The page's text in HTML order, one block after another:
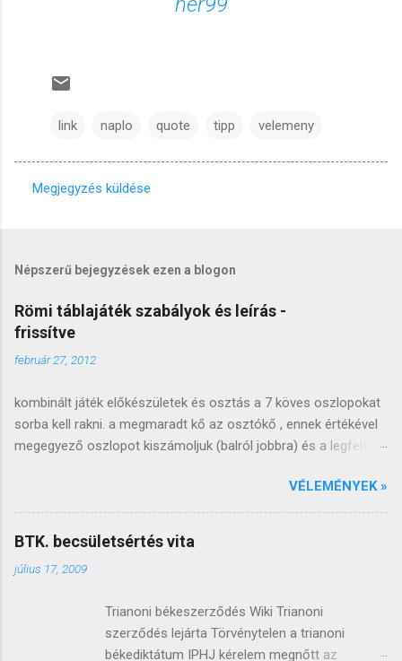
link naplo quote tipp velemeny
j
e
g
y
é
s
e
Megjegyzés küldése
Népszerű bejegyzések ezen a blogon
Römi táblajáték szabályok és leírás -
frissítve
február 27, 2012
kombinált játék előkészületek és osztás a 7 köves oszlopokat
sorba kell rakni. a megmaradt kő az osztókő , ennek értékével
megegyező oszlopot kiszámoljuk (balról jobbra) és a legfelső
következő oszlop tetejére, ezt az oszlopot kiosztjuk a kezdő
játékosnak, a következő oszlopot a következőnek és így
tovább, óramutató járásával megegyező irányba (ahogy a
, a következő oszlopot felrakjuk az azután következő tetejére,
elsővel folytatjuk, ha játék közben elfogynak az oszlopok, az
asztalon lévő köveket megkeverjük és oszlopokba szedjük. az
VÉLEMÉNYEK »
BTK. becsületsértés vita
július 17, 2009
Trianoni békeszerződés Wiki Trianoni
szerződés lejárta Törvénytelen a trianoni
békediktátum IPHJ kérelem megnőtt az